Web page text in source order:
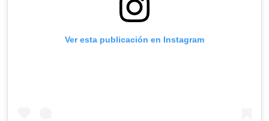
Ver esta publicación en Instagram